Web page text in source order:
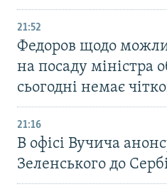
21:52
Федоров щодо
на посаду міністра
сьогодні немає
21:16
В офісі Вучича
Зеленського до